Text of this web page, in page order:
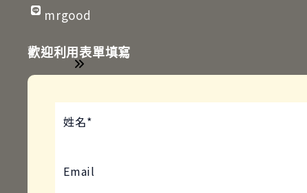
mrgood
歡迎利用表單填寫